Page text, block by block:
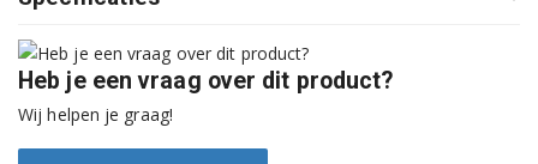
WAF7260A 7123181500
Heb je een vraag over dit product?
Wij helpen je graag!